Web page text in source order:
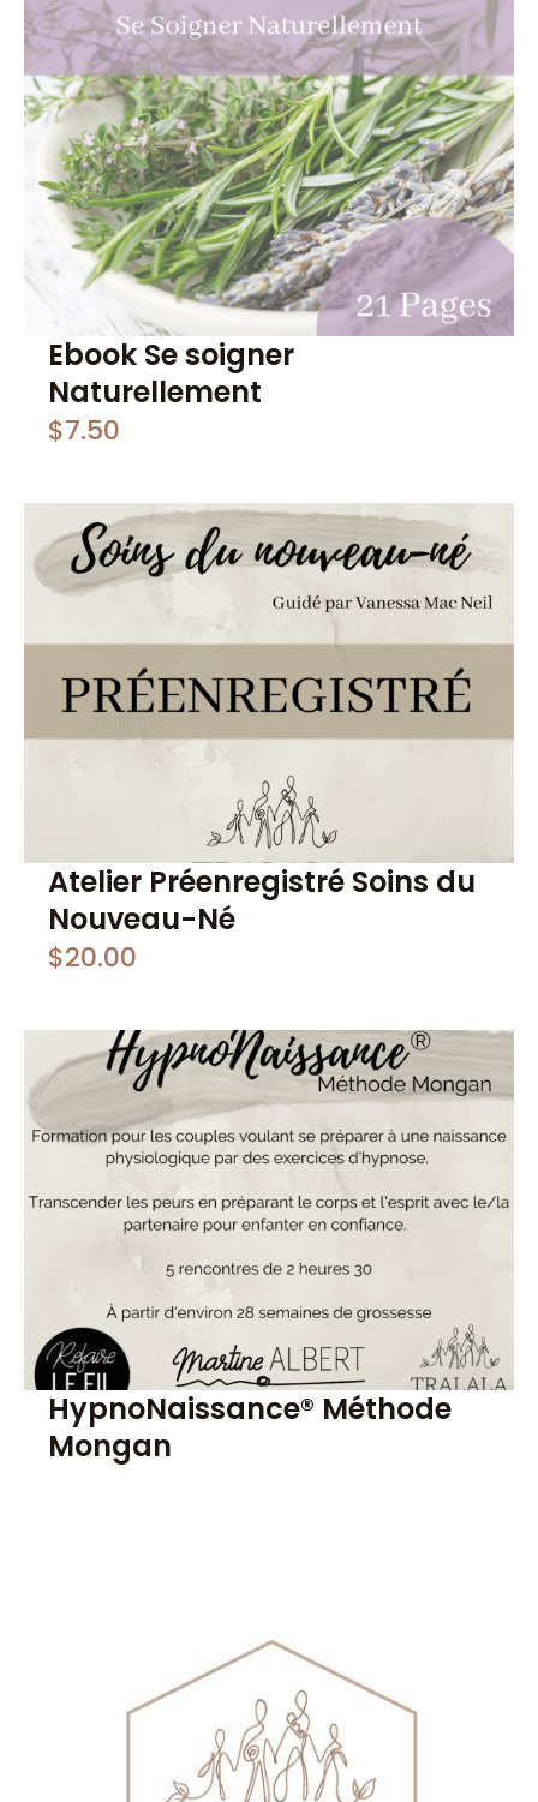
Ebook Se soigner
Naturellement
$7.50
Atelier Préenregistré Soins du
Nouveau-Né
$20.00
HypnoNaissance® Méthode
Mongan